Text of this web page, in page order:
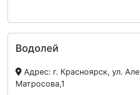
Водолей
Адрес: г. Красноярск, ул.
Матросова,1